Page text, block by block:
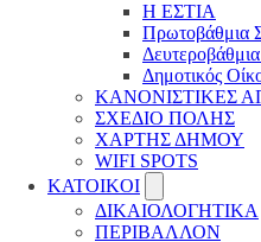
Η ΕΣΤΙΑ
Πρωτοβάθμια
Δημοτικός
ΚΑΝΟΝΙΣΤΙΚΕΣ
ΣΧΕΔΙΟ ΠΟΛΗΣ
ΧΑΡΤΗΣ ΔΗΜΟΥ
WIFI SPOTS
KATOIKOI
ΔΙΚΑΙΟΛΟΓΗΤΙΚΑ
ΠΕΡΙΒΑΛΛΟΝ